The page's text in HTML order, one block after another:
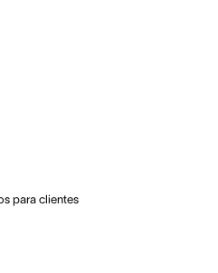
para clientes